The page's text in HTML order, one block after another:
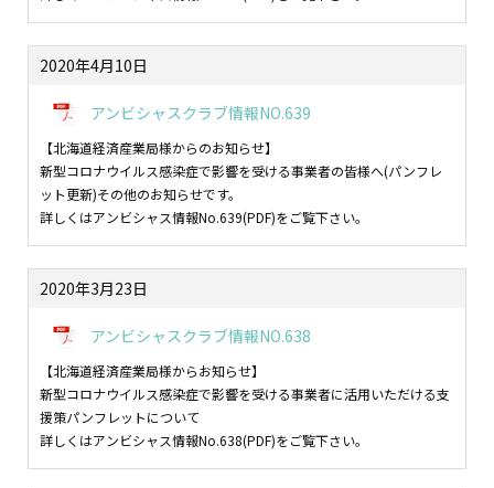
2020年4月10日
アンビシャスクラブ情報NO.639
【北海道経済産業局様からのお知らせ】
新型コロナウイルス感染症で影響を受ける事業者の皆様へ(パンフレ
ット更新)その他のお知らせです。
詳しくはアンビシャス情報No.639(PDF)をご覧下さい。
2020年3月23日
アンビシャスクラブ情報NO.638
【北海道経済産業局様からお知らせ】
新型コロナウイルス感染症で影響を受ける事業者に活用いただける支
援策パンフレットについて
詳しくはアンビシャス情報No.638(PDF)をご覧下さい。